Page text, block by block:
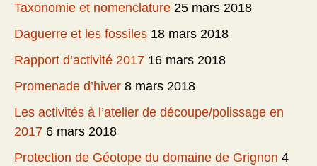
Taxonomie et nomenclature 25 mars 2018
Daguerre et les fossiles 18 mars 2018
Rapport d’activité 2017 16 mars 2018
Promenade d’hiver 8 mars 2018
Les activités à l’atelier de découpe/polissage en
2017 6 mars 2018
Protection de Géotope du domaine de Grignon 4